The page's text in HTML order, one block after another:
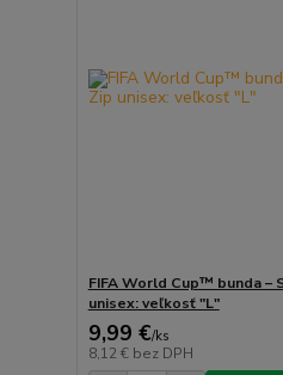
FIFA World Cup™ bunda –
unisex: veľkosť "L"
9,99 €/ks
8,12 € bez DPH